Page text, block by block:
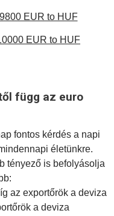
9800 EUR to HUF
EUR to HUF
függ az euro
fontos kérdés a napi
életünkre.
tényező is befolyásolja
az exportőrök a deviza
a deviza